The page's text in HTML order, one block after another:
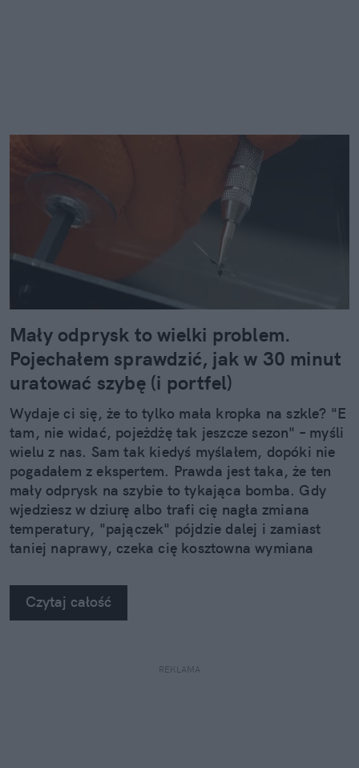
Mały odprysk to wielki problem.
Pojechałem sprawdzić, jak w 30 minut
uratować szybę (i portfel)
Wydaje ci się, że to tylko mała kropka na szkle? "E
tam, nie widać, pojeżdżę tak jeszcze sezon" – myśli
wielu z nas. Sam tak kiedyś myślałem, dopóki nie
pogadałem z ekspertem. Prawda jest taka, że ten
mały odprysk na szybie to tykająca bomba. Gdy
wjedziesz w dziurę albo trafi cię nagła zmiana
temperatury, "pajączek" pójdzie dalej i zamiast
taniej naprawy, czeka cię kosztowna wymiana
na własne oczy zobaczyć, jak profesjonaliści radzą
sobie z takimi uszkodzeniami.
Czytaj całość
REKLAMA